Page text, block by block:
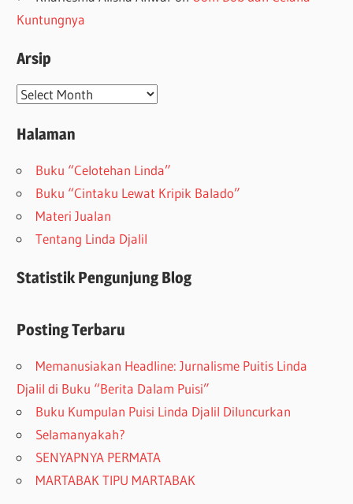
Kuntungnya
Arsip
Arsip
Halaman
Buku “Celotehan Linda”
Buku “Cintaku Lewat Kripik Balado”
Materi Jualan
Tentang Linda Djalil
Statistik Pengunjung Blog
Posting Terbaru
Memanusiakan Headline: Jurnalisme Puitis Linda
Djalil di Buku “Berita Dalam Puisi”
Buku Kumpulan Puisi Linda Djalil Diluncurkan
Selamanyakah?
SENYAPNYA PERMATA
MARTABAK TIPU MARTABAK